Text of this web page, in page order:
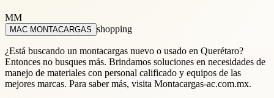
MM
MAC MONTACARGAS shopping
¿Está buscando un montacargas nuevo o usado en Querétaro?
Entonces no busques más. Brindamos soluciones en necesidades de
manejo de materiales con personal calificado y equipos de las
mejores marcas. Para saber más, visita Montacargas-ac.com.mx.